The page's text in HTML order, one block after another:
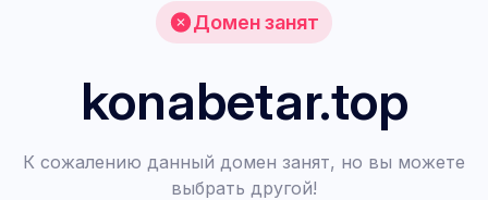
Домен занят
konabetar.top
К сожалению данный домен занят, но вы можете
выбрать другой!